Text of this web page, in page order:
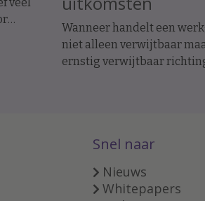
Wanneer handelt een
niet alleen verwijtbaar
ernstig verwijtbaar
het ene geval moest de
betalen, in het andere geval
hoefde dat niet.
Snel naar
Nieuws
Whitepapers